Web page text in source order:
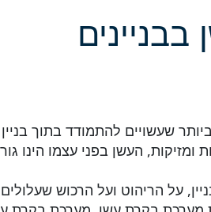
שעשויים להתמודד בתוך
העשן בפני עצמו הינו
על הריהוט ועל הרכוש